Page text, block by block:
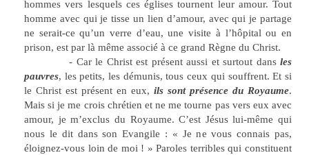
hommes vers lesquels ces églises tournent leur amour. Tout
homme avec qui je tisse un lien d’amour, avec qui je partage
ne serait-ce qu’un verre d’eau, une visite à l’hôpital ou en
prison, est par là même associé à ce grand Règne du Christ.
- Car le Christ est présent aussi et surtout dans les
pauvres, les petits, les démunis, tous ceux qui souffrent. Et si
le Christ est présent en eux, ils sont présence du Royaume.
Mais si je me crois chrétien et ne me tourne pas vers eux avec
amour, je m’exclus du Royaume. C’est Jésus lui-même qui
nous le dit dans son Evangile : « Je ne vous connais pas,
éloignez-vous loin de moi ! » Paroles terribles qui constituent